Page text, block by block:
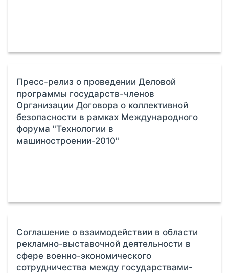
Пресс-релиз о проведении Деловой
программы государств-членов
Организации Договора о коллективной
безопасности в рамках Международного
форума "Технологии в
машиностроении-2010"
Соглашение о взаимодействии в области
рекламно-выставочной деятельности в
сфере военно-экономического
сотрудничества между государствами-